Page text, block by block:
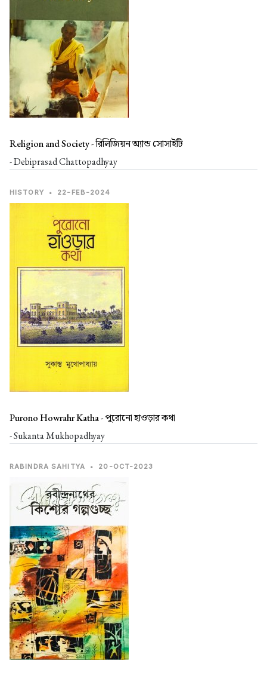
Religion and Society -রিলিজিয়ন অ্যান্ড সোসাইটি
- Debiprasad Chattopadhyay
HISTORY • 22-FEB-2024
Purono Howrahr Katha -পুরোনো হাওড়ার কথা
- Sukanta Mukhopadhyay
RABINDRA SAHITYA • 20-OCT-2023